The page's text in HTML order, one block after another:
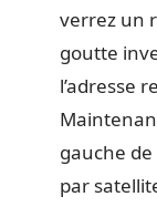
verrez un
goutte
l’adresse
gauche
par